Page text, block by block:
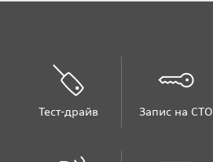
Тест-драйв Запис на СТО